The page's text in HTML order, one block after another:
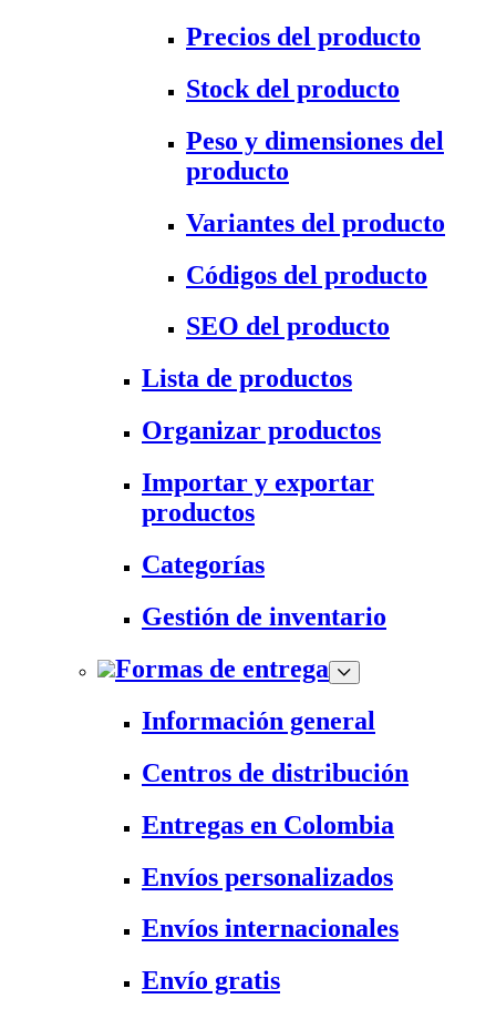
Precios del producto
Stock del producto
Peso y dimensiones del
producto
Variantes del producto
Códigos del producto
SEO del producto
Lista de productos
Organizar productos
Importar y exportar
productos
Categorías
Gestión de inventario
Formas de entrega
Información general
Centros de distribución
Entregas en Colombia
Envíos personalizados
Envíos internacionales
Envío gratis